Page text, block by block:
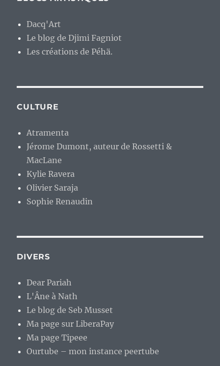
Dacq'Art
Le blog de Djimi Fagniot
Les créations de Péhä.
CULTURE
Atramenta
Jérome Dumont, auteur de Rossetti &
MacLane
Kylie Ravera
Olivier Saraja
Sophie Renaudin
DIVERS
Dear Pariah
L'Âne à Nath
Le blog de Seb Musset
Ma page sur LiberaPay
Ma page Tipeee
Ourtube – mon instance peertube